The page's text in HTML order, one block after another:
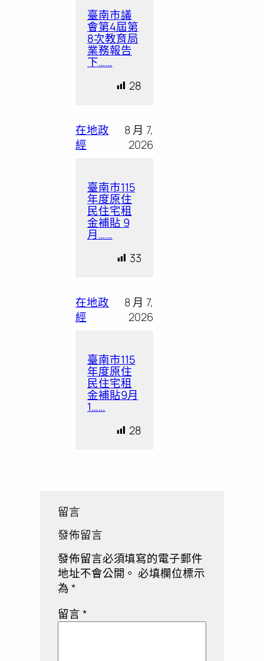
臺南市議
會第4屆第
8次教育局
業務報告
下……
28
在地政
經
8 月 7,
2026
臺南市115
年度原住
民住宅租
金補貼 9
月……
33
在地政
經
8 月 7,
2026
臺南市115
年度原住
民住宅租
金補貼9月
1……
28
留言
發佈留言
發佈留言必須填寫的電子郵件
地址不會公開。 必填欄位標示
為*
留言*